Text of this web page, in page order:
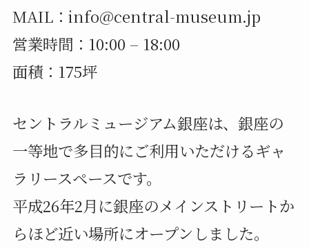
MAIL：info@central-museum.jp
営業時間：10:00 – 18:00
面積：175坪
セントラルミュージアム銀座は、銀座の
一等地で多目的にご利用いただけるギャ
ラリースペースです。
平成26年2月に銀座のメインストリートか
らほど近い場所にオープンしました。